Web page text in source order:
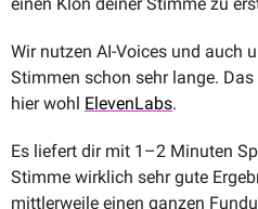
Wir nutzen AI-Voices und auch
Stimmen schon sehr lange.
hier wohl ElevenLabs.
Es liefert dir mit 1–2 Minuten
Stimme wirklich sehr gute
mittlerweile einen ganzen